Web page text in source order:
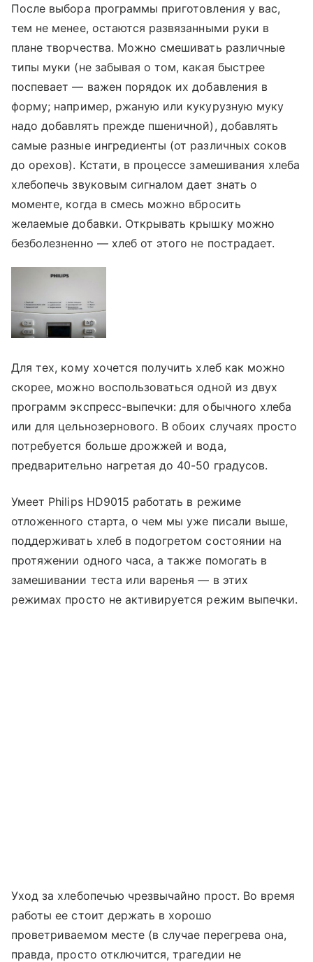
После выбора программы приготовления у вас,
тем не менее, остаются развязанными руки в
плане творчества. Можно смешивать различные
типы муки (не забывая о том, какая быстрее
поспевает — важен порядок их добавления в
форму; например, ржаную или кукурузную муку
надо добавлять прежде пшеничной), добавлять
самые разные ингредиенты (от различных соков
до орехов). Кстати, в процессе замешивания хлеба
хлебопечь звуковым сигналом дает знать о
моменте, когда в смесь можно вбросить
желаемые добавки. Открывать крышку можно
безболезненно — хлеб от этого не пострадает.
Для тех, кому хочется получить хлеб как можно
скорее, можно воспользоваться одной из двух
программ экспресс-выпечки: для обычного хлеба
или для цельнозернового. В обоих случаях просто
потребуется больше дрожжей и вода,
предварительно нагретая до 40-50 градусов.
Умеет Philips HD9015 работать в режиме
отложенного старта, о чем мы уже писали выше,
поддерживать хлеб в подогретом состоянии на
протяжении одного часа, а также помогать в
замешивании теста или варенья — в этих
режимах просто не активируется режим выпечки.
Уход за хлебопечью чрезвычайно прост. Во время
работы ее стоит держать в хорошо
проветриваемом месте (в случае перегрева она,
правда, просто отключится, трагедии не